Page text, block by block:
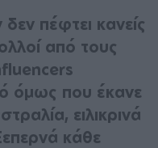
πέφτει κανείς
από τους
όμως που έκανε
ειλικρινά
κάθε